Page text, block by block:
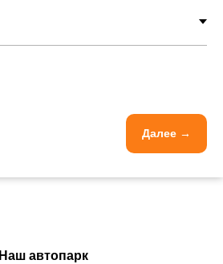
Далее →
Наш автопарк